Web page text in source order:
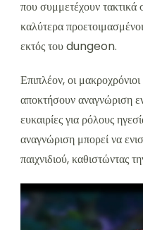
που συμμετέχουν τακτικά
καλύτερα
εκτός του dungeon.
Επιπλέον, οι
αποκτήσουν αναγνώριση
ευκαιρίες για ρόλους
αναγνώριση μπορεί να
παιχνιδιού, καθιστώντας